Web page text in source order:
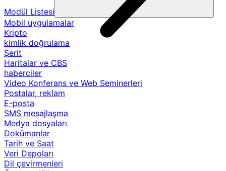
Modül Listesi
Mobil uygulamalar
Kripto
kimlik doğrulama
Şerit
Haritalar ve CBS
haberciler
Video Konferans ve Web Seminerleri
Postalar, reklam
E-posta
SMS mesajlaşma
Medya dosyaları
Dokümanlar
Tarih ve Saat
Veri Depoları
Dil çevirmenleri